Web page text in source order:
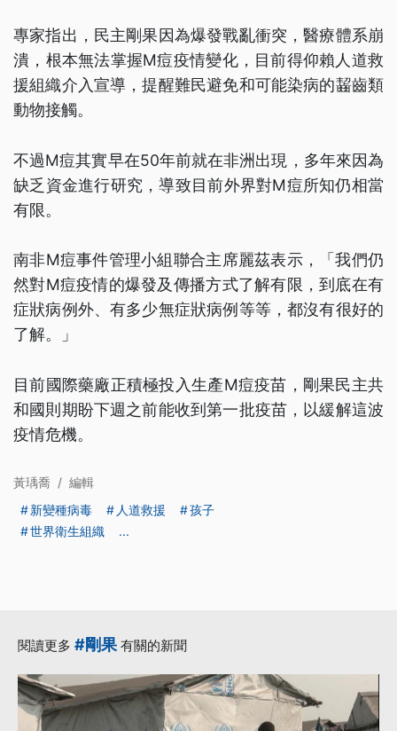
專家指出，民主剛果因為爆發戰亂衝突，醫療體系崩
潰，根本無法掌握M痘疫情變化，目前得仰賴人道救
援組織介入宣導，提醒難民避免和可能染病的齧齒類
動物接觸。
不過M痘其實早在50年前就在非洲出現，多年來因為
缺乏資金進行研究，導致目前外界對M痘所知仍相當
有限。
南非M痘事件管理小組聯合主席麗茲表示，「我們仍
然對M痘疫情的爆發及傳播方式了解有限，到底在有
症狀病例外、有多少無症狀病例等等，都沒有很好的
了解。」
目前國際藥廠正積極投入生產M痘疫苗，剛果民主共
和國則期盼下週之前能收到第一批疫苗，以緩解這波
疫情危機。
黃瑀喬 / 編輯
新變種病毒
人道救援
孩子
世界衛生組織
...
閱讀更多 #剛果有關的新聞